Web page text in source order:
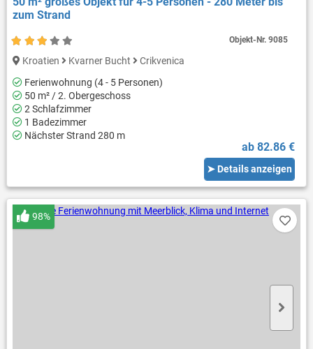
zum Strand
Kroatien Kvarner Bucht
Crikvenica
Ferienwohnung (4 - 5 Personen)
50 m² / 2. Obergeschoss
2 Schlafzimmer
1 Badezimmer
Nächster Strand 280 m
ab 82.86 €
➤ Details anzeigen
Objekt-Nr.9085
98%